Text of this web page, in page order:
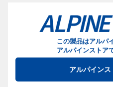
この製品はアルパ
アルパインストア
アルパインス